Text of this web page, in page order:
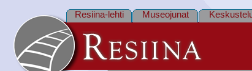
Resiina-lehti Museojunat